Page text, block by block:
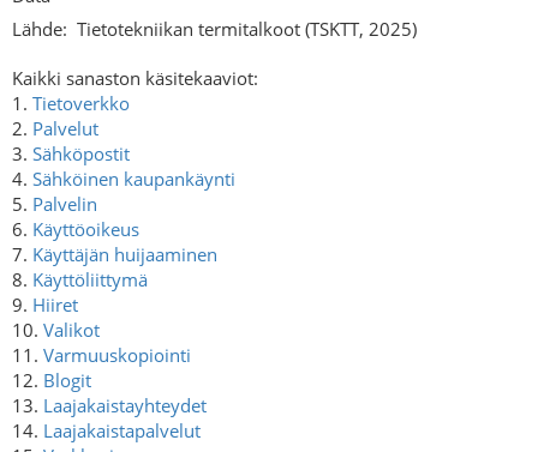
Lähde: Tietotekniikan termitalkoot (TSKTT, 2025)
Kaikki sanaston käsitekaaviot:
1. Tietoverkko
2. Palvelut
3. Sähköpostit
4. Sähköinen kaupankäynti
5. Palvelin
6. Käyttöoikeus
7. Käyttäjän huijaaminen
8. Käyttöliittymä
9. Hiiret
10. Valikot
11. Varmuuskopiointi
12. Blogit
13. Laajakaistayhteydet
14. Laajakaistapalvelut